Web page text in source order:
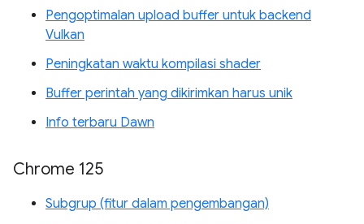
Pengoptimalan upload buffer untuk backend
Vulkan
Peningkatan waktu kompilasi shader
Buffer perintah yang dikirimkan harus unik
Info terbaru Dawn
Chrome 125
Subgrup (fitur dalam pengembangan)